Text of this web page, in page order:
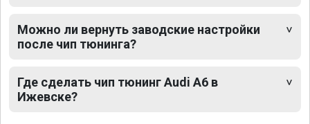
Можно ли вернуть заводские настройки
после чип тюнинга?
Где сделать чип тюнинг Audi A6 в
Ижевске?